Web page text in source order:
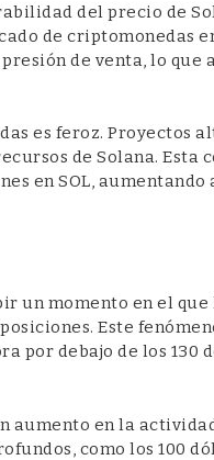
del precio de
de criptomonedas
de venta, lo que
es feroz. Proyectos
de Solana. Esta
en SOL, aumentando
un momento en el que
Este
por debajo de los 130
aumento en la
como los 100